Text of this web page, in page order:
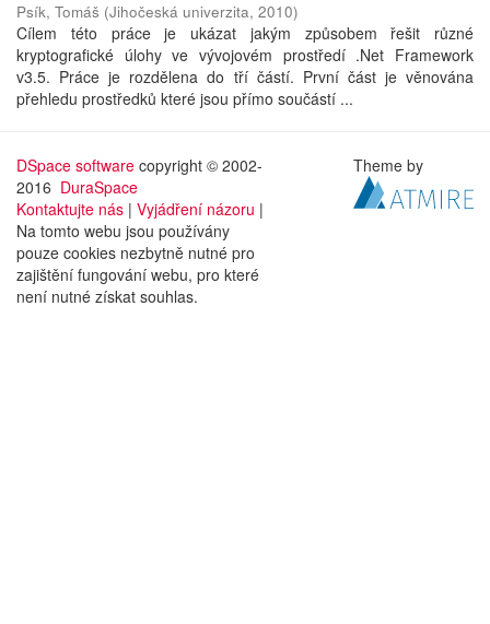
Psík, Tomáš (Jihočeská univerzita, 2010)
Cílem této práce je ukázat jakým způsobem řešit různé
kryptografické úlohy ve vývojovém prostředí .Net Framework
v3.5. Práce je rozdělena do tří částí. První část je věnována
přehledu prostředků které jsou přímo součástí ...
DSpace software copyright © 2002-
2016 DuraSpace
Kontaktujte nás | Vyjádření názoru |
Na tomto webu jsou používány
pouze cookies nezbytně nutné pro
zajištění fungování webu, pro které
není nutné získat souhlas.
Theme by